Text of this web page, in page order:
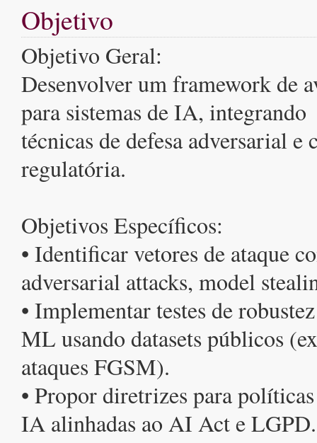
Objetivo
Objetivo Geral:
Desenvolver um framework de
para sistemas de IA, integrando
técnicas de defesa adversarial e
regulatória.
Objetivos Específicos:
• Identificar vetores de ataque
adversarial attacks, model
• Implementar testes de
ML usando datasets públicos
ataques FGSM).
• Propor diretrizes para
IA alinhadas ao AI Act e LGPD.